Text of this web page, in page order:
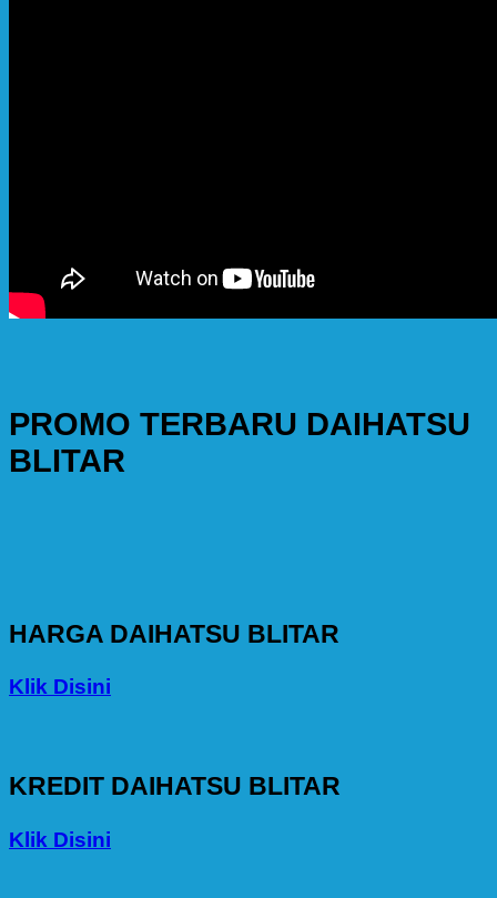
PROMO TERBARU DAIHATSU
BLITAR
HARGA DAIHATSU BLITAR
Klik Disini
KREDIT DAIHATSU BLITAR
Klik Disini